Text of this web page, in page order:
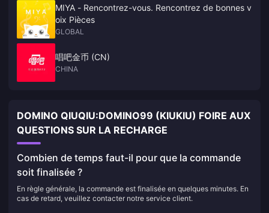
MIYA - Rencontrez-vous. Rencontrez de bonnes v
oix Pièces
GLOBAL
唱吧金币 (CN)
CHINA
DOMINO QIUQIU:DOMINO99 (KIUKIU) FOIRE AUX
QUESTIONS SUR LA RECHARGE
Combien de temps faut-il pour que la commande
soit finalisée ?
En règle générale, la commande est finalisée en quelques minutes. En
cas de retard, veuillez contacter notre service client.